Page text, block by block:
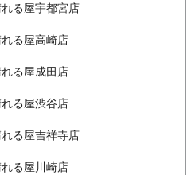
る屋宇都宮店
る屋高崎店
る屋成田店
る屋渋谷店
る屋吉祥寺店
る屋川崎店